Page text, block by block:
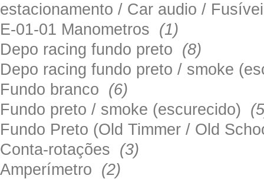
estacionamento / Car audio /
E-01-01 Manometros (1)
Depo racing fundo preto (8)
Depo racing fundo preto / smoke
Fundo branco (6)
Fundo preto / smoke (escurecido)
Fundo Preto (Old Timmer / Old
Conta-rotações (3)
Amperímetro (2)